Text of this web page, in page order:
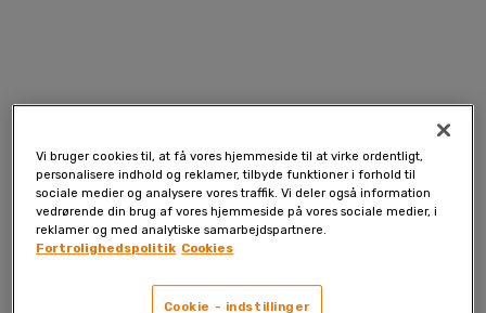
Vi bruger cookies til, at få vores hjemmeside til at virke ordentligt,
personalisere indhold og reklamer, tilbyde funktioner i forhold til
sociale medier og analysere vores traffik. Vi deler også information
vedrørende din brug af vores hjemmeside på vores sociale medier, i
reklamer og med analytiske samarbejdspartnere.
Fortrolighedspolitik Cookies
Cookie - indstillinger